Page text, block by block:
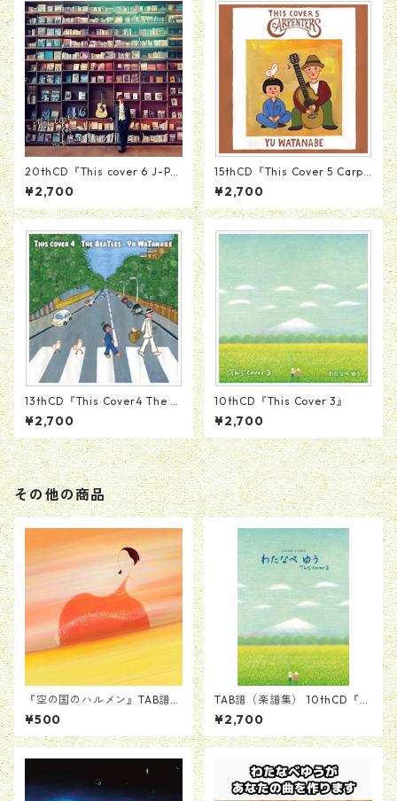
20thCD『This cover 6 J-Po
p』
¥2,700
15thCD『This Cover 5 Carpe
nters』
¥2,700
13thCD『This Cover4 The B
eatles』
¥2,700
10thCD『This Cover 3』
¥2,700
その他の商品
『空の国のハルメン』TAB譜(1
曲）
¥500
TAB譜（楽譜集） 10thCD『T
his Cover 3』
¥2,700